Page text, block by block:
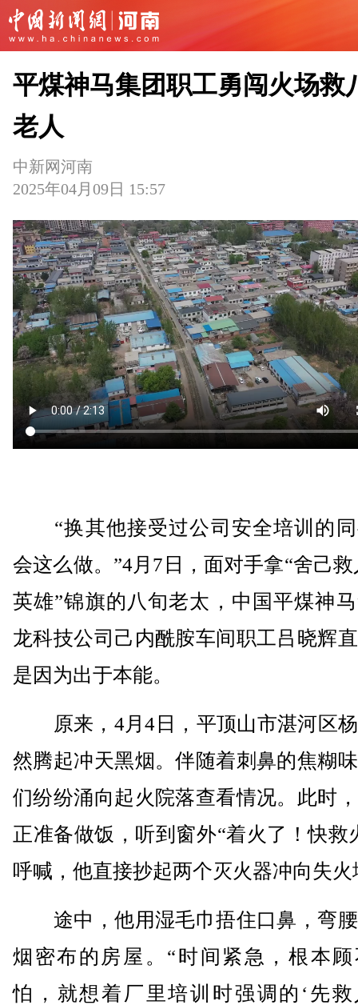
平煤神马集团职工勇闯火场救
老人
中新网河南
2025年04月09日 15:57
“换其他接受过公司安全培训的同
会这么做。”4月7日，面对手拿“舍己
英雄”锦旗的八旬老太，中国平煤神
龙科技公司己内酰胺车间职工吕晓辉
是因为出于本能。
原来，4月4日，平顶山市湛河区
然腾起冲天黑烟。伴随着刺鼻的焦糊
们纷纷涌向起火院落查看情况。此时
正准备做饭，听到窗外“着火了！快救
呼喊，他直接抄起两个灭火器冲向失火
途中，他用湿毛巾捂住口鼻，弯
烟密布的房屋。“时间紧急，根本
怕，就想着厂里培训时强调的‘先